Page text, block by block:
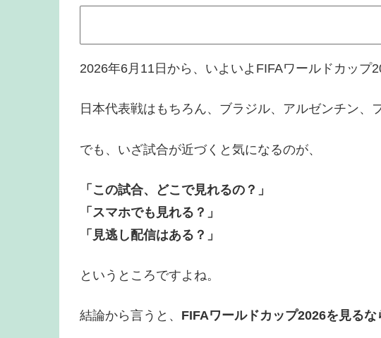
2026年6月11日から、いよいよFIFAワールドカップ
日本代表戦はもちろん、ブラジル、アルゼンチン、
でも、いざ試合が近づくと気になるのが、
「この試合、どこで見れるの？」
「スマホでも見れる？」
「見逃し配信はある？」
というところですよね。
結論から言うと、 FIFAワールドカップ2026を見る